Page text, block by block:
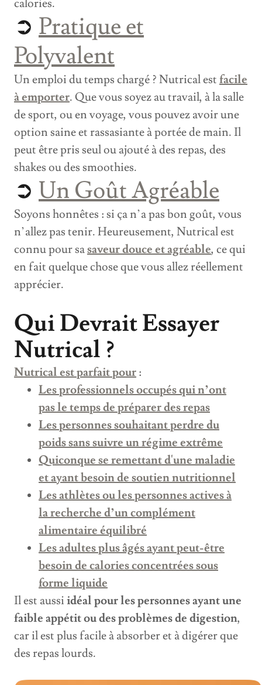
calories.
➲ Pratique et
Polyvalent
Un emploi du temps chargé ? Nutrical estfacile
à emporter. Que vous soyez au travail, à la salle
de sport, ou en voyage, vous pouvez avoir une
option saine et rassasiante à portée de main. Il
peut être pris seul ou ajouté à des repas, des
shakes ou des smoothies.
➲ Un Goût Agréable
Soyons honnêtes : si ça n’a pas bon goût, vous
n’allez pas tenir. Heureusement, Nutrical est
connu pour sasaveur douce et agréable, ce qui
en fait quelque chose que vous allez réellement
apprécier.
Qui Devrait Essayer
Nutrical ?
Nutrical est parfait pour:
Les professionnels occupés qui n’ont
pas le temps de préparer des repas
Les personnes souhaitant perdre du
poids sans suivre un régime extrême
Quiconque se remettant d'une maladie
et ayant besoin de soutien nutritionnel
Les athlètes ou les personnes actives à
la recherche d’un complément
alimentaire équilibré
Les adultes plus âgés ayant peut-être
besoin de calories concentrées sous
forme liquide
Il est aussiidéal pour les personnes ayant une
faible appétit ou des problèmes de digestion,
car il est plus facile à absorber et à digérer que
des repas lourds.